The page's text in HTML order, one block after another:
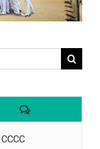
Comentaris